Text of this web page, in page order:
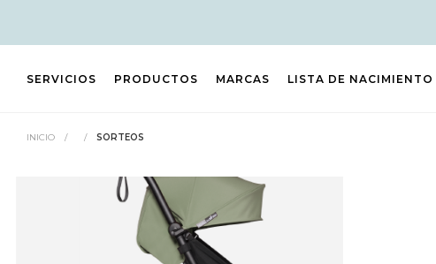
SERVICIOS PRODUCTOS MARCAS LISTA DE NACIMIENTO
INICIO / / SORTEOS